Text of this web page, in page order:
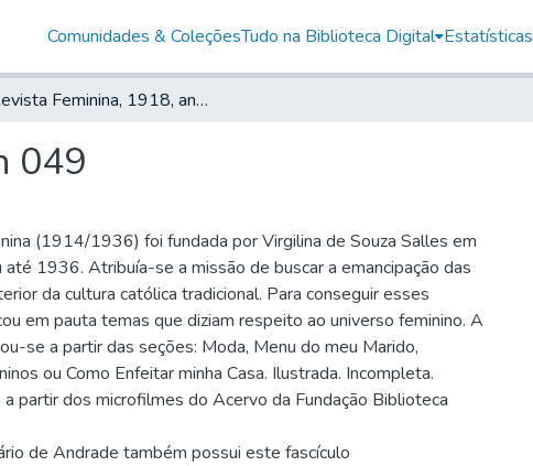
Comunidades & ColeçõesTudo na Biblioteca Digital Estatísticas
Revista Feminina, 1918, ano V, n 049
049
(1914/1936) foi fundada por Virgilina de Souza Salles em
1936. Atribuía-se a missão de buscar a emancipação das
da cultura católica tradicional. Para conseguir esses
em pauta temas que diziam respeito ao universo feminino. A
se a partir das seções: Moda, Menu do meu Marido,
ou Como Enfeitar minha Casa. Ilustrada. Incompleta.
partir dos microfilmes do Acervo da Fundação Biblioteca
de Andrade também possui este fascículo